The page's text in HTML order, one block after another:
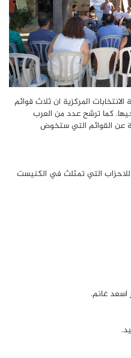
المركزية ان ثلاث قوائم
كما ترشح عدد من العرب
عن القوائم التي ستخوض
التي تمثلث في الكنيست
اسعد غانم.